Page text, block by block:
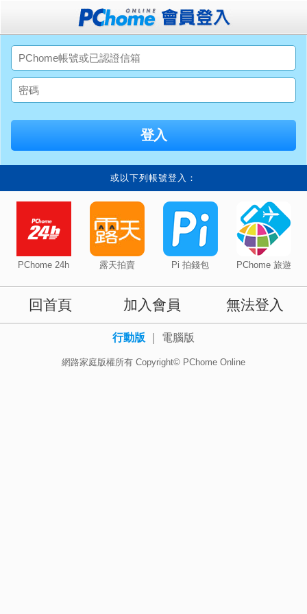
或以下列帳號登入：
PChome 24h 露天拍賣 Pi 拍錢包 PChome 旅遊
回首頁 加入會員 無法登入
行動版 電腦版
網路家庭版權所有 Copyright© PChome Online